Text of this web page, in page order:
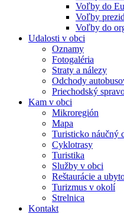
Voľby do
Voľby
Voľby do
Udalosti v obci
Oznamy
Fotogaléria
Straty a nálezy
Odchody
Priechodský
Kam v obci
Mikroregión
Mapa
Turisticko náučný
Cyklotrasy
Turistika
Služby v obci
Reštaurácie a
Turizmus v okolí
Strelnica
Kontakt